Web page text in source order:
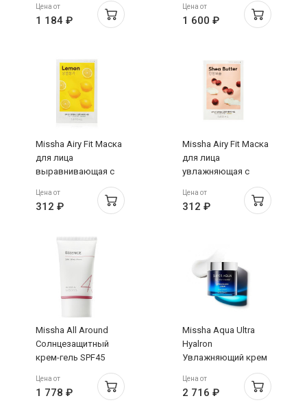
снятия макияжа с
глаз и губ 155мл
Цена от
1 184 ₽
Цена от
1 600 ₽
Missha Airy Fit Маска
для лица
выравнивающая с
экстрактом лимона
для кожи с
пигментацией 19г
Цена от
312 ₽
Missha Airy Fit Маска
для лица
увлажняющая с
экстрактом дерева
ши для
восстановления
Цена от
312 ₽
Missha All Around
Солнцезащитный
крем-гель SPF45
Цена от
1 778 ₽
Missha Aqua Ultra
Hyalron
Увлажняющий крем
Цена от
2 716 ₽